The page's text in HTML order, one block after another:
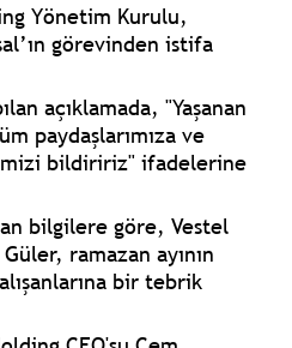
Yönetim Kurulu,
görevinden istifa
açıklamada, "Yaşanan
paydaşlarımıza ve
bildiririz" ifadelerine
bilgilere göre, Vestel
ramazan ayının
bir tebrik